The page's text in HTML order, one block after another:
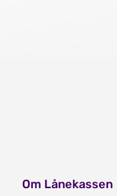
Om Lånekassen